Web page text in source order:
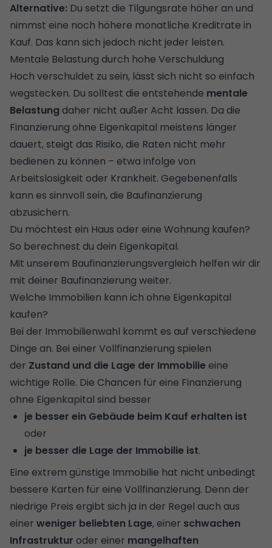
Alternative: Du setzt die Tilgungsrate höher an und
nimmst eine noch höhere monatliche Kreditrate in
Kauf. Das kann sich jedoch nicht jeder leisten.
Mentale Belastung durch hohe Verschuldung
Hoch verschuldet zu sein, lässt sich nicht so einfach
wegstecken. Du solltest die entstehende mentale
Belastung daher nicht außer Acht lassen. Da die
Finanzierung ohne Eigenkapital meistens länger
dauert, steigt das Risiko, die Raten nicht mehr
bedienen zu können – etwa infolge von
Arbeitslosigkeit oder Krankheit. Gegebenenfalls
kann es sinnvoll sein, die Baufinanzierung
abzusichern.
Du möchtest ein Haus oder eine Wohnung kaufen?
So berechnest du dein Eigenkapital.
Mit unserem Baufinanzierungsvergleich helfen wir dir
mit deiner Baufinanzierung weiter.
Welche Immobilien kann ich ohne Eigenkapital
kaufen?
Bei der Immobilienwahl kommt es auf verschiedene
Dinge an. Bei einer Vollfinanzierung spielen
der Zustand und die Lage der Immobilie eine
wichtige Rolle. Die Chancen für eine Finanzierung
ohne Eigenkapital sind besser
je besser ein Gebäude beim Kauf erhalten ist
oder
je besser die Lage der Immobilie ist.
Eine extrem günstige Immobilie hat nicht unbedingt
bessere Karten für eine Vollfinanzierung. Denn der
niedrige Preis ergibt sich ja in der Regel auch aus
einer weniger beliebten Lage, einer schwachen
Infrastruktur oder einer mangelhaften